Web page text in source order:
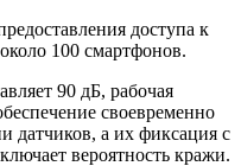
доступа к
100 смартфонов.
90 дБ, рабочая
своевременно
датчиков, а их фиксация с
вероятность кражи.